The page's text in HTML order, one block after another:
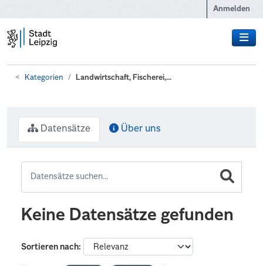
Anmelden
Kategorien Landwirtschaft, Fischerei,...
Datensätze Über uns
Keine Datensätze gefunden
Sortieren nach